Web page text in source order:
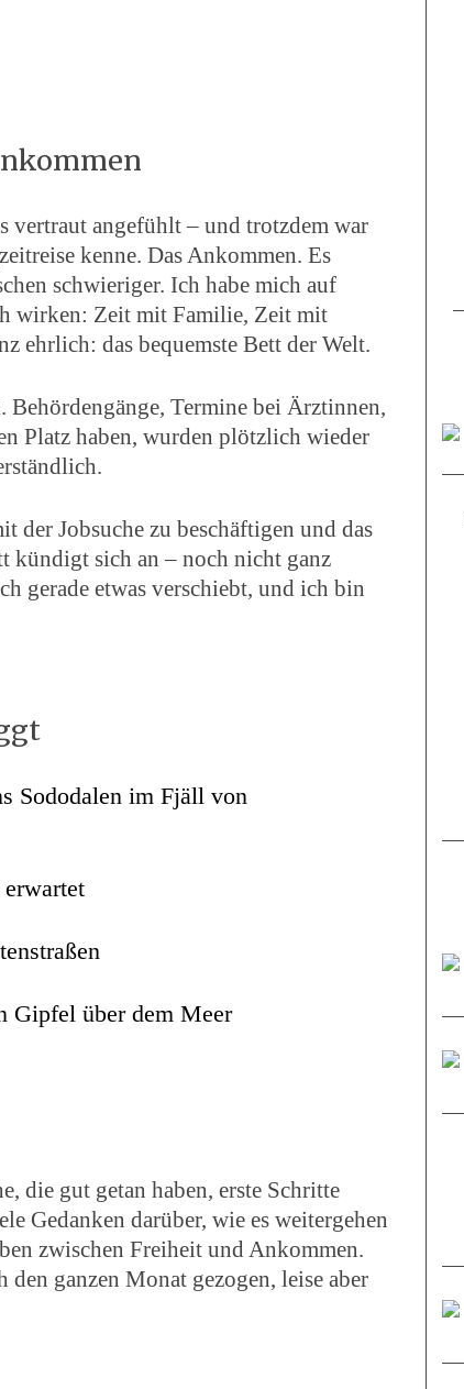
vertraut angefühlt – und trotzdem war
kenne. Das Ankommen. Es
schwieriger. Ich habe mich auf
wirken: Zeit mit Familie, Zeit mit
ehrlich: das bequemste Bett der Welt.
Termine bei Ärztinnen,
Platz haben, wurden plötzlich wieder
der Jobsuche zu beschäftigen und das
kündigt sich an – noch nicht ganz
gerade etwas verschiebt, und ich bin
Sododalen im Fjäll von
Gipfel über dem Meer
die gut getan haben, erste Schritte
Gedanken darüber, wie es weitergehen
zwischen Freiheit und Ankommen.
ganzen Monat gezogen, leise aber